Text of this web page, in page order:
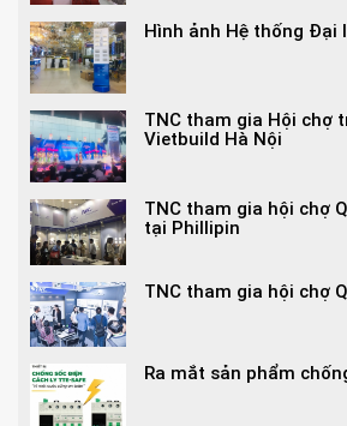
Hình ảnh Hệ thống Đại
TNC tham gia Hội chợ
Vietbuild Hà Nội
TNC tham gia hội chợ
tại Phillipin
TNC tham gia hội chợ
Ra mắt sản phẩm